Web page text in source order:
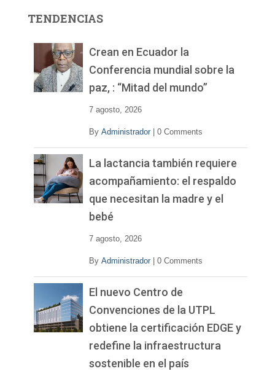
d
TENDENCIAS
Crean en Ecuador la
Conferencia mundial sobre la
paz, : “Mitad del mundo”
7 agosto, 2026
By Administrador 0 Comments
La lactancia también requiere
acompañamiento: el respaldo
que necesitan la madre y el
bebé
7 agosto, 2026
By Administrador 0 Comments
El nuevo Centro de
Convenciones de la UTPL
obtiene la certificación EDGE y
redefine la infraestructura
sostenible en el país